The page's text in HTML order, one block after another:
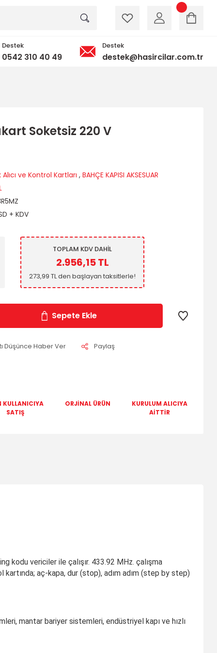
Destek
0542 310 40 49
Destek
destek@hasircilar.com.tr
Soketsiz 220 V
ve Kontrol Kartları , BAHÇE KAPISI AKSESUAR
+ KDV
TOPLAM KDV DAHİL
2.956,15 TL
273,99 TL den başlayan taksitlerle!
Sepete Ekle
Düşünce Haber Ver Paylaş
KULLANICIYA
SATIŞ
ORJİNAL ÜRÜN
KURULUM ALICIYA
AİTTİR
kodu vericiler ile çalışır. 433.92 MHz. çalışma
kartında; aç-kapa, dur (stop), adım adım (step by step)
mantar bariyer sistemleri, endüstriyel kapı ve hızlı